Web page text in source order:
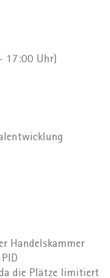
17:00 Uhr)
Handelskammer
die Plätze limitiert